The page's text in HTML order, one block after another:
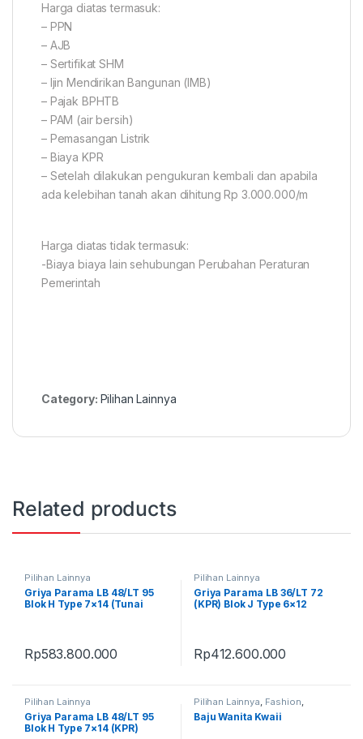
Harga diatas termasuk:
– PPN
– AJB
– Sertifikat SHM
– Ijin Mendirikan Bangunan (IMB)
– Pajak BPHTB
– PAM (air bersih)
– Pemasangan Listrik
– Biaya KPR
– Setelah dilakukan pengukuran kembali dan apabila
ada kelebihan tanah akan dihitung Rp 3.000.000/m
Harga diatas tidak termasuk:
-Biaya biaya lain sehubungan Perubahan Peraturan
Pemerintah
Category: Pilihan Lainnya
Related products
Pilihan Lainnya
Griya Parama LB 48/LT 95
Blok H Type 7×14 (Tunai
Rp583.800.000
Pilihan Lainnya
Griya Parama LB 36/LT 72
(KPR) Blok J Type 6×12
Rp412.600.000
Pilihan Lainnya
Griya Parama LB 48/LT 95
Blok H Type 7×14 (KPR)
Pilihan Lainnya Fashion
Fashion Wanita Produk Terbaru
Baju Wanita Kwaii